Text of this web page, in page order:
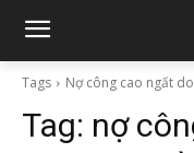
Tags Nợ công cao ngất
Tag: nợ